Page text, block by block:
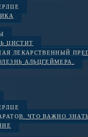
ЦИСТИТ
ЛЕКАРСТВЕННЫЙ
АЛЬЦГЕЙМЕРА.
ЧТО ВАЖНО ЗНАТЬ